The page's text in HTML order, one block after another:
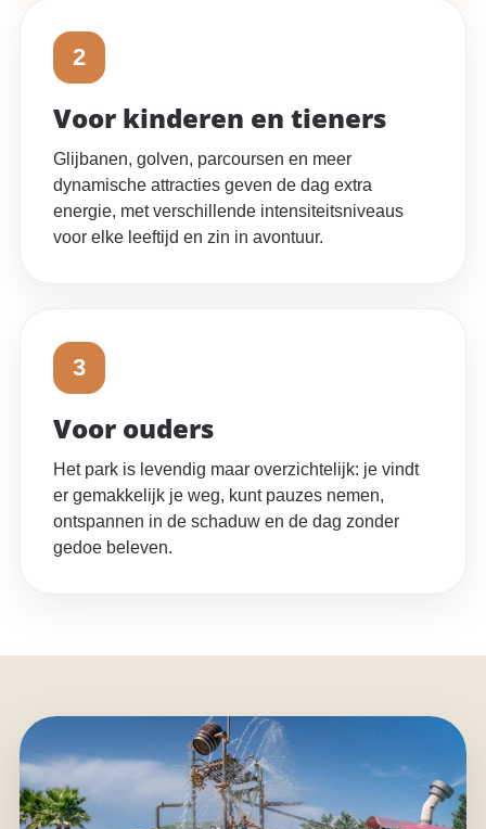
2
Voor kinderen en tieners
Glijbanen, golven, parcoursen en meer
dynamische attracties geven de dag extra
energie, met verschillende intensiteitsniveaus
voor elke leeftijd en zin in avontuur.
3
Voor ouders
Het park is levendig maar overzichtelijk: je vindt
er gemakkelijk je weg, kunt pauzes nemen,
ontspannen in de schaduw en de dag zonder
gedoe beleven.